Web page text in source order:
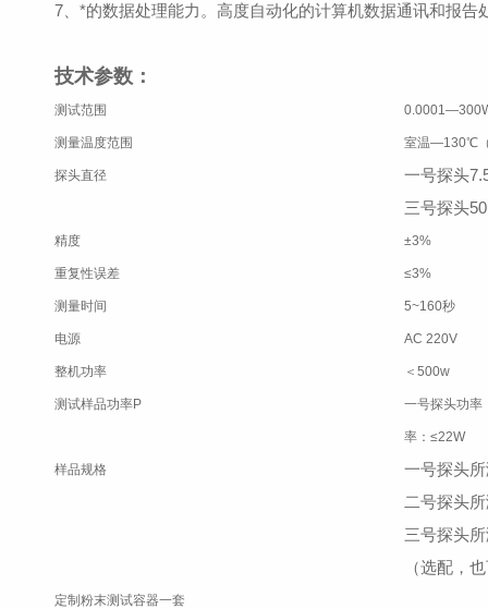
7、*的数据处理能力。高度自动化的计算机数据通讯和报告
技术参数：
测试范围
测量温度范围 室温—130℃
探头直径
一号探头
三号探头
精度 ±3%
重复性误差 ≤3%
测量时间 5~160秒
电源 AC 220V
整机功率 ＜500w
测试样品功率P 一号探头功率
率：≤22W
样品规格
一号探头
二号探头
三号探头
（选配，
定制粉末测试容器一套